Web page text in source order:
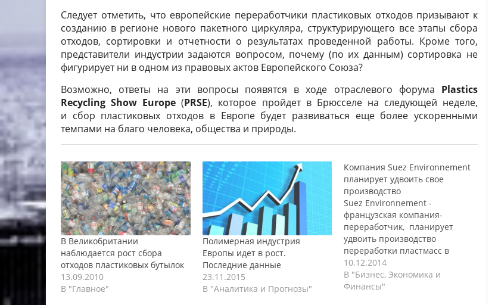
Следует отметить, что европейские переработчики пластиковых отходов призывают к
созданию в регионе нового пакетного циркуляра, структурирующего все этапы сбора
отходов, сортировки и отчетности о результатах проведенной работы. Кроме того,
представители индустрии задаются вопросом, почему (по их данным) сортировка не
фигурирует ни в одном из правовых актов Европейского Союза?
Возможно, ответы на эти вопросы появятся в ходе отраслевого форума Plastics
Recycling Show Europe (PRSE), которое пройдет в Брюсселе на следующей неделе,
и сбор пластиковых отходов в Европе будет развиваться еще более ускоренными
темпами на благо человека, общества и природы.
В Великобритании
наблюдается рост сбора
отходов пластиковых бутылок
13.09.2010
В "Главное"
Полимерная индустрия
Европы идет в рост.
Последние данные
23.11.2015
В "Аналитика и Прогнозы"
Компания Suez Environnement
планирует удвоить свое
производство
Suez Environnement -
французская компания-
переработчик, планирует
удвоить производство
переработки пластмасс в
Европе за последующие 5 лет.
Базирующаяся в Париже
компания, не так давно
10.12.2014
В "Бизнес, Экономика и
Финансы"